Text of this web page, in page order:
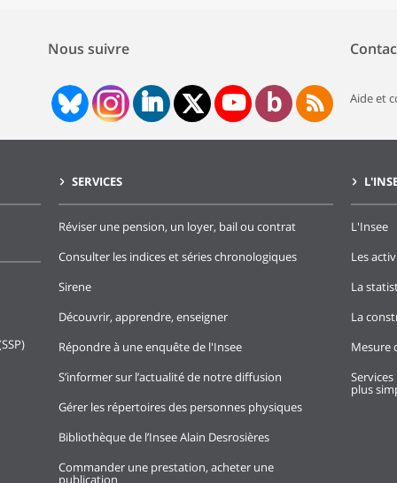
Nous suivre
Aide et
SERVICES
Réviser une pension, un loyer, bail ou contrat
Consulter les indices et séries chronologiques
Sirene
Découvrir, apprendre, enseigner
Répondre à une enquête de l'Insee
S’informer sur l’actualité de notre diffusion
Gérer les répertoires des personnes physiques
Bibliothèque de l’Insee Alain Desrosières
Commander une prestation, acheter une
publication
L'Insee
Les
La
La
Mesure
plus